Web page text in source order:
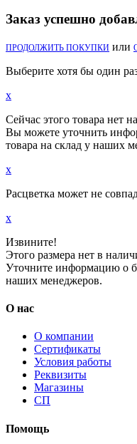
Заказ успешно
ПРОДОЛЖИТЬ ПОКУПКИ или
Выберите хотя бы один
x
Сейчас этого товара нет
Вы можете уточнить
товара на склад у наших
x
Расцветка может не
x
Извините!
Этого размера нет в
Уточните информацию о
наших менеджеров.
О нас
О компании
Сертификаты
Условия работы
Реквизиты
Магазины
СП
Помощь